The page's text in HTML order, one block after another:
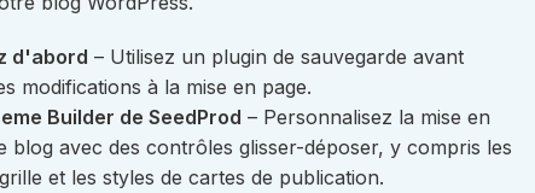
d'abord – Utilisez un plugin de sauvegarde avant
modifications à la mise en page.
Builder de SeedProd – Personnalisez la mise en
blog avec des contrôles glisser-déposer, y compris les
et les styles de cartes de publication.